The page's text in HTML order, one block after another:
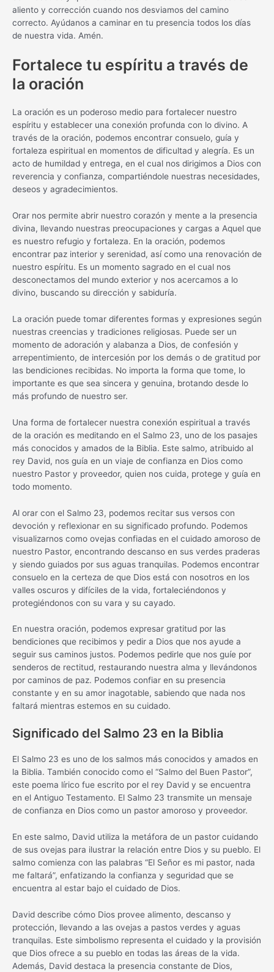
aliento y corrección cuando nos desviamos del camino
correcto. Ayúdanos a caminar en tu presencia todos los días
de nuestra vida. Amén.
Fortalece tu espíritu a través de
la oración
La oración es un poderoso medio para fortalecer nuestro
espíritu y establecer una conexión profunda con lo divino. A
través de la oración, podemos encontrar consuelo, guía y
fortaleza espiritual en momentos de dificultad y alegría. Es un
acto de humildad y entrega, en el cual nos dirigimos a Dios con
reverencia y confianza, compartiéndole nuestras necesidades,
deseos y agradecimientos.
Orar nos permite abrir nuestro corazón y mente a la presencia
divina, llevando nuestras preocupaciones y cargas a Aquel que
es nuestro refugio y fortaleza. En la oración, podemos
encontrar paz interior y serenidad, así como una renovación de
nuestro espíritu. Es un momento sagrado en el cual nos
desconectamos del mundo exterior y nos acercamos a lo
divino, buscando su dirección y sabiduría.
La oración puede tomar diferentes formas y expresiones según
nuestras creencias y tradiciones religiosas. Puede ser un
momento de adoración y alabanza a Dios, de confesión y
arrepentimiento, de intercesión por los demás o de gratitud por
las bendiciones recibidas. No importa la forma que tome, lo
importante es que sea sincera y genuina, brotando desde lo
más profundo de nuestro ser.
Una forma de fortalecer nuestra conexión espiritual a través
de la oración es meditando en el Salmo 23, uno de los pasajes
más conocidos y amados de la Biblia. Este salmo, atribuido al
rey David, nos guía en un viaje de confianza en Dios como
nuestro Pastor y proveedor, quien nos cuida, protege y guía en
todo momento.
Al orar con el Salmo 23, podemos recitar sus versos con
devoción y reflexionar en su significado profundo. Podemos
visualizarnos como ovejas confiadas en el cuidado amoroso de
nuestro Pastor, encontrando descanso en sus verdes praderas
y siendo guiados por sus aguas tranquilas. Podemos encontrar
consuelo en la certeza de que Dios está con nosotros en los
valles oscuros y difíciles de la vida, fortaleciéndonos y
protegiéndonos con su vara y su cayado.
En nuestra oración, podemos expresar gratitud por las
bendiciones que recibimos y pedir a Dios que nos ayude a
seguir sus caminos justos. Podemos pedirle que nos guíe por
senderos de rectitud, restaurando nuestra alma y llevándonos
por caminos de paz. Podemos confiar en su presencia
constante y en su amor inagotable, sabiendo que nada nos
faltará mientras estemos en su cuidado.
Significado del Salmo 23 en la Biblia
El Salmo 23 es uno de los salmos más conocidos y amados en
la Biblia. También conocido como el “Salmo del Buen Pastor”,
este poema lírico fue escrito por el rey David y se encuentra
en el Antiguo Testamento. El Salmo 23 transmite un mensaje
de confianza en Dios como un pastor amoroso y proveedor.
En este salmo, David utiliza la metáfora de un pastor cuidando
de sus ovejas para ilustrar la relación entre Dios y su pueblo. El
salmo comienza con las palabras “El Señor es mi pastor, nada
me faltará”, enfatizando la confianza y seguridad que se
encuentra al estar bajo el cuidado de Dios.
David describe cómo Dios provee alimento, descanso y
protección, llevando a las ovejas a pastos verdes y aguas
tranquilas. Este simbolismo representa el cuidado y la provisión
que Dios ofrece a su pueblo en todas las áreas de la vida.
Además, David destaca la presencia constante de Dios,